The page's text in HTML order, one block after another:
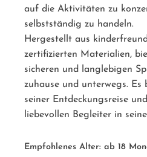
auf die Aktivitäten zu
selbstständig zu handeln.
Hergestellt aus
zertifizierten Materialien,
sicheren und langlebigen
zuhause und unterwegs.
seiner Entdeckungsreise
liebevollen Begleiter in
Empfohlenes Alter: ab 18